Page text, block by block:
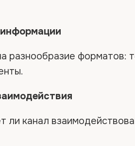
разнообразие форматов:
ли канал